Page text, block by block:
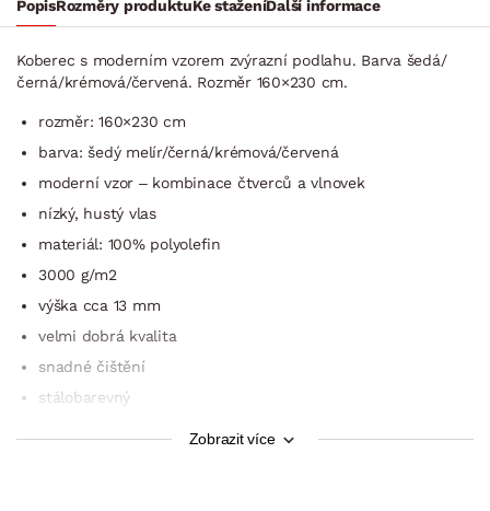
PopisRozměry produktuKe staženíDalší informace
Koberec s moderním vzorem zvýrazní podlahu. Barva šedá/
černá/kré­mová/červená. Rozměr 160×230 cm.
rozměr: 160×230 cm
barva: šedý melír/černá/kré­mová/červená
moderní vzor – kombinace čtverců a vlnovek
nízký, hustý vlas
materiál: 100% polyolefin
3000 g/m2
výška cca 13 mm
velmi dobrá kvalita
snadné čištění
stálobarevný
Zobrazit více